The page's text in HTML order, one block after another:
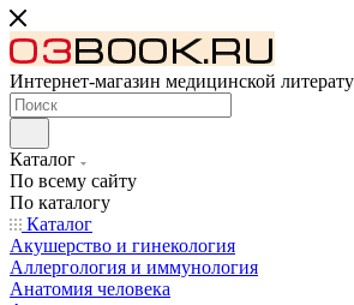
Интернет-магазин медицинской
Каталог
По всему сайту
По каталогу
Каталог
Акушерство и гинекология
Аллергология и иммунология
Анатомия человека